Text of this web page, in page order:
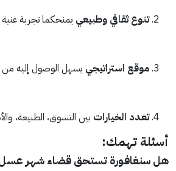
تنوع ثقافي وطبيعي يمنحكما تجربة
موقع استراتيجي يسهل الوصول إليه من
تعدد الخيارات بين التسوق، الطبيعة،
أسئلة تهمك:
هل سنغافورة تستحق قضاء شهر